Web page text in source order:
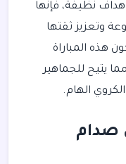
نظيفة، فإنها
وتعزيز ثقتها
هذه المباراة
يتيح للجماهير
الهام.
صدام